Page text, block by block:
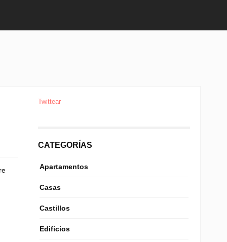
Twittear
CATEGORÍAS
Apartamentos
Casas
Castillos
Edificios